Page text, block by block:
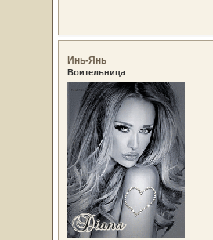
Инь-Янь
Воительница